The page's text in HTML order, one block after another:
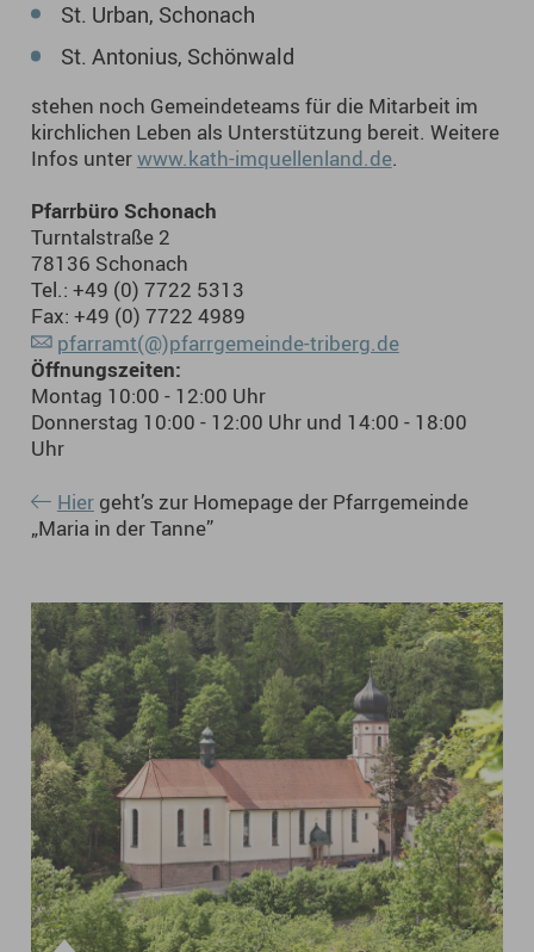
St. Urban, Schonach
St. Antonius, Schönwald
stehen noch Gemeindeteams für die Mitarbeit im
kirchlichen Leben als Unterstützung bereit. Weitere
Infos unterwww.kath-imquellenland.de.
Pfarrbüro Schonach
Turntalstraße 2
78136 Schonach
Tel.: +49 (0) 7722 5313
Fax: +49 (0) 7722 4989
pfarramt(@)pfarrgemeinde-triberg.de
Öffnungszeiten:
Montag 10:00 - 12:00 Uhr
Donnerstag 10:00 - 12:00 Uhr und 14:00 - 18:00
Uhr
Hiergeht’s zur Homepage der Pfarrgemeinde
„Maria in der Tanne”